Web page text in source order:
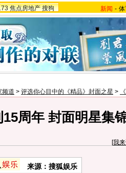
焦点房地产 搜狗 新闻 -
频道 > 评选你心目中的《精品》封面之星 >
15周年 封面明星
[我
来源：搜狐娱乐